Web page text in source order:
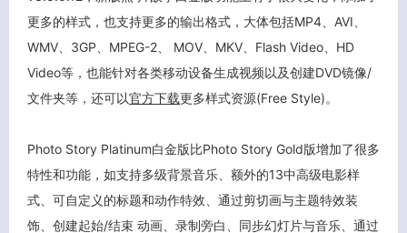
更多的样式，也支持更多的输出格式，大体包括MP4、AVI、
WMV、3GP、MPEG-2、 MOV、MKV、Flash Video、HD
Video等，也能针对各类移动设备生成视频以及创建DVD镜像/
文件夹等，还可以官方下载更多样式资源(Free Style)。
Photo Story Platinum白金版比Photo Story Gold版增加了很多
特性和功能，如支持多级背景音乐、额外的13中高级电影样
式、可自定义的标题和动作特效、通过剪切画与主题特效装
饰、创建起始/结束 动画、录制旁白、同步幻灯片与音乐、通过